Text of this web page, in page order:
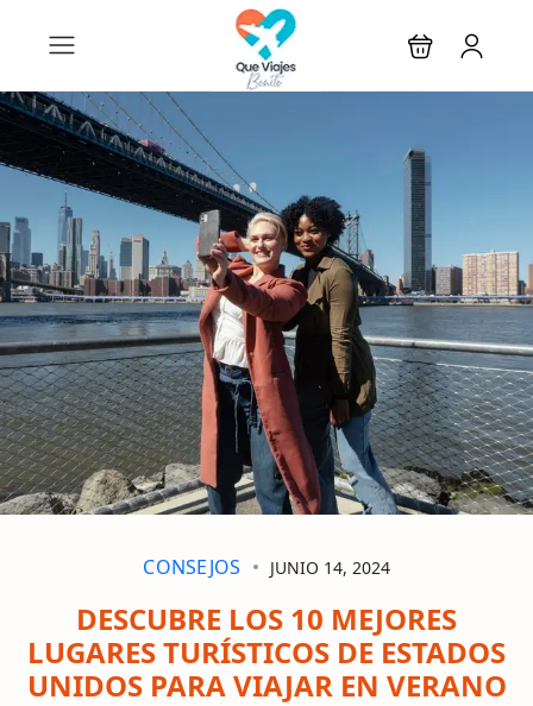
CONSEJOS JUNIO 14, 2024
DESCUBRE LOS 10 MEJORES
LUGARES TURÍSTICOS DE ESTADOS
UNIDOS PARA VIAJAR EN VERANO